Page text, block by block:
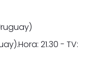
21.30 - TV: